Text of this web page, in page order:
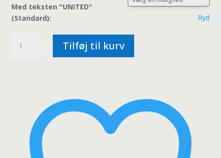
Med teksten "UNITED"
(Standard):
Ryd
Tilføj til kurv